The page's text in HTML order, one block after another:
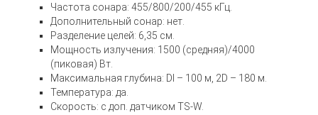
Частота сонара: 455/800/200/455 кГц.
Дополнительный сонар: нет.
Разделение целей: 6,35 см.
Мощность излучения: 1500 (средняя)/4000
(пиковая) Вт.
Максимальная глубина: DI – 100 м, 2D – 180 м.
Температура: да.
Скорость: с доп. датчиком TS-W.